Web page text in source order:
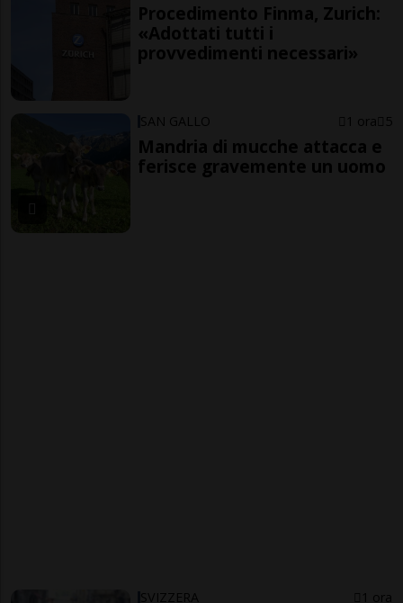
Procedimento Finma, Zurich:
«Adottati tutti i
provvedimenti necessari»
SAN GALLO 1 ora 5
Mandria di mucche attacca e
ferisce gravemente un uomo
SVIZZERA 1 ora